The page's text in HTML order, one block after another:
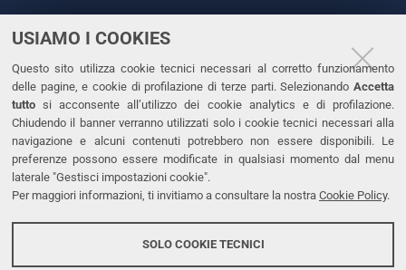
USIAMO I COOKIES
Questo sito utilizza cookie tecnici necessari al corretto funzionamento
delle pagine, e cookie di profilazione di terze parti. Selezionando Accetta
tutto si acconsente all’utilizzo dei cookie analytics e di profilazione.
Chiudendo il banner verranno utilizzati solo i cookie tecnici necessari alla
navigazione e alcuni contenuti potrebbero non essere disponibili. Le
preferenze possono essere modificate in qualsiasi momento dal menu
laterale "Gestisci impostazioni cookie".
Per maggiori informazioni, ti invitiamo a consultare la nostra Cookie Policy.
SOLO COOKIE TECNICI
CONTATTI
Tel. +39 0532 293111
Fax. +39 0532 293031
PEC
LINKS
Dichiarazione di accessibilità